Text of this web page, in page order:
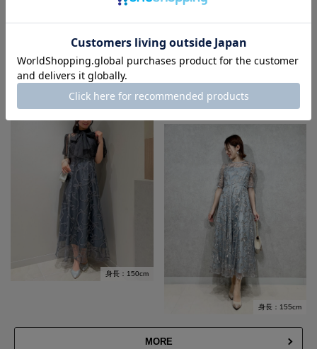
身長：150cm
身長：155cm
身長：150cm
身長：155cm
MORE